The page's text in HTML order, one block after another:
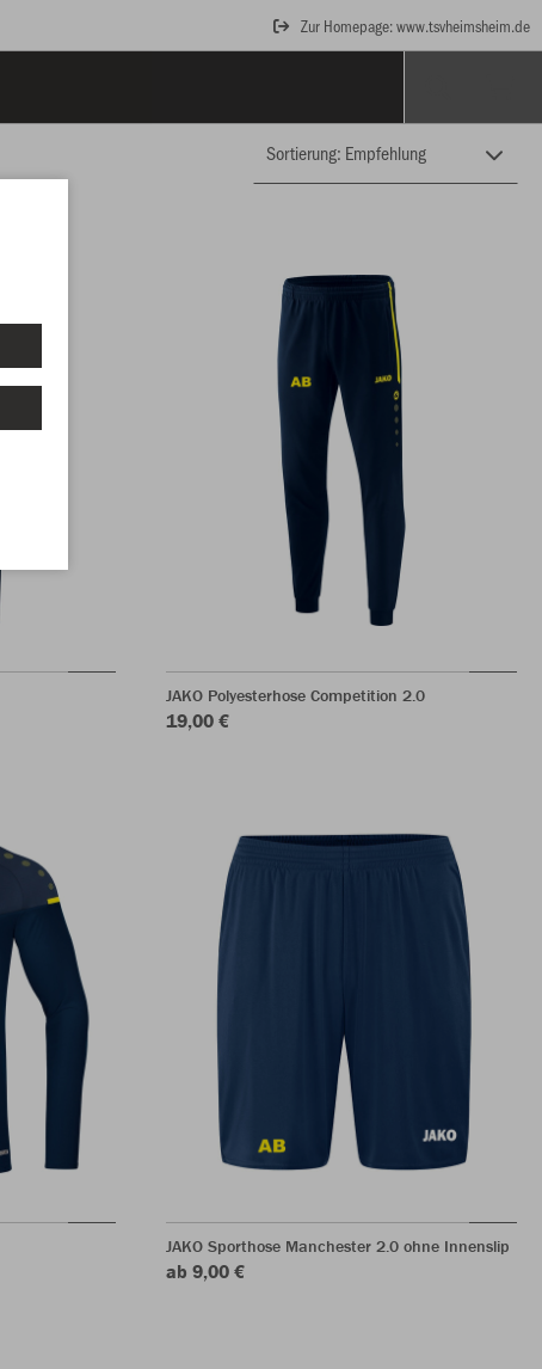
Zur Homepage: www.tsvheimsheim.de
JAKO Polyesterhose Competition 2.0
19,00 €
JAKO Sporthose Manchester 2.0 ohne Innenslip
ab 9,00 €